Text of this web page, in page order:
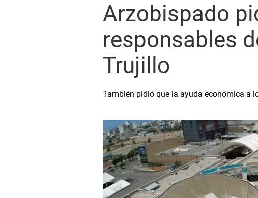
Arzobispado
responsables
Trujillo
También pidió que la ayuda económica a